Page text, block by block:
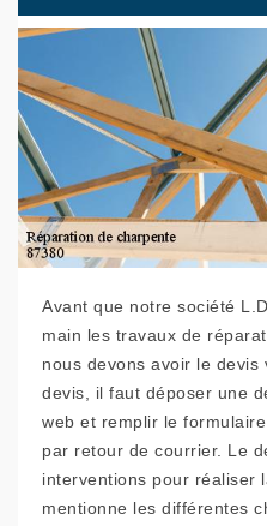
Avant que notre société
main les travaux de
nous devons avoir le
devis, il faut déposer une
web et remplir le
par retour de courrier. Le
interventions pour réaliser
mentionne les différentes